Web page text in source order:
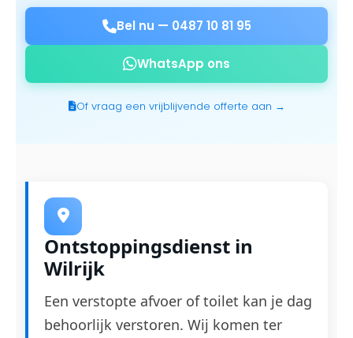
Bel nu — 0487 10 81 95
WhatsApp ons
Of vraag een vrijblijvende offerte aan →
Ontstoppingsdienst in
Wilrijk
Een verstopte afvoer of toilet kan je dag
behoorlijk verstoren. Wij komen ter